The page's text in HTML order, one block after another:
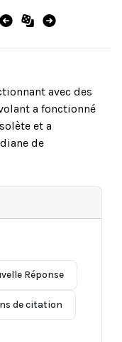
avec des
a fonctionné
et a
de
Réponse
de citation